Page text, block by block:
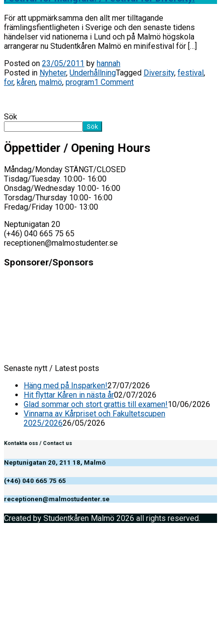
För att uppmärksamma den allt mer tilltagande
främlingsfientligheten i Sverige och den senaste tidens
händelser vid nationerna i Lund och på Malmö högskola
arrangerar nu Studentkåren Malmö en minifestival för […]
Posted on 23/05/2011 by hannah
Posted in Nyheter, UnderhållningTagged Diversity, festival,
for, kåren, malmö, program1 Comment
Sök
Sök
Öppettider / Opening Hours
Måndag/Monday STÄNGT/CLOSED
Tisdag/Tuesday. 10:00- 16:00
Onsdag/Wednesday 10:00- 16:00
Torsdag/Thursday 10:00- 16:00
Fredag/Friday 10:00- 13:00
Neptunigatan 20
(+46) 040 665 75 65
receptionen@malmostudenter.se
Sponsorer/Sponsors
Senaste nytt / Latest posts
Häng med på Insparken!27/07/2026
Hit flyttar Kåren in nästa år02/07/2026
Glad sommar och stort grattis till examen!10/06/2026
Vinnarna av Kårpriset och Fakultetscupen
2025/202626/05/2026
Kontakta oss / Contact us
Neptunigatan 20, 211 18, Malmö
(+46) 040 665 75 65
receptionen@malmostudenter.se
Created by Studentkåren Malmö 2026 all rights reserved.